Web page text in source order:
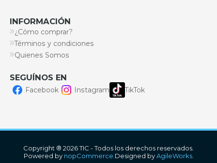
INFORMACIÓN
¿Cómo comprar?
Términos y condiciones
Quienes Somos
SEGUÍNOS EN
Facebook Instagram TikTok
Copyright ® 2026 TIC - Todos los derechos reservados.
Powered by nopCommerce. Designed byAgileWorks.